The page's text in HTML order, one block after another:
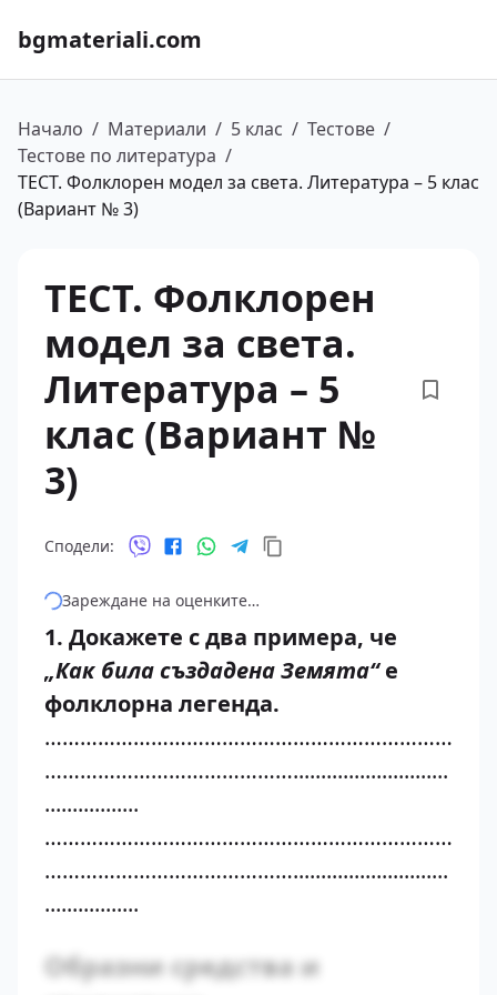
bgmateriali.com
Начало / Материали / 5 клас / Тестове /
Тестове по литература /
ТЕСТ. Фолклорен модел за света. Литература – 5 клас
(Вариант № 3)
ТЕСТ. Фолклорен
модел за света.
Литература – 5
клас (Вариант №
3)
Сподели:
Зареждане на оценките…
1. Докажете с два примера, че
„Как била създадена Земята“е
фолклорна легенда.
……………………………………………………………
……………………………………............................
.................
……………………………………………………………
……………………………………............................
.................
Образни средства и